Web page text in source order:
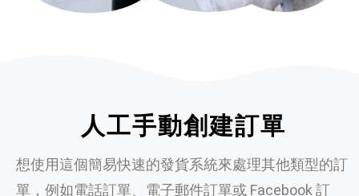
人工手動創建訂單
想使用這個簡易快速的發貨系統來處理其他類型的訂
單，例如電話訂單、電子郵件訂單或 Facebook 訂